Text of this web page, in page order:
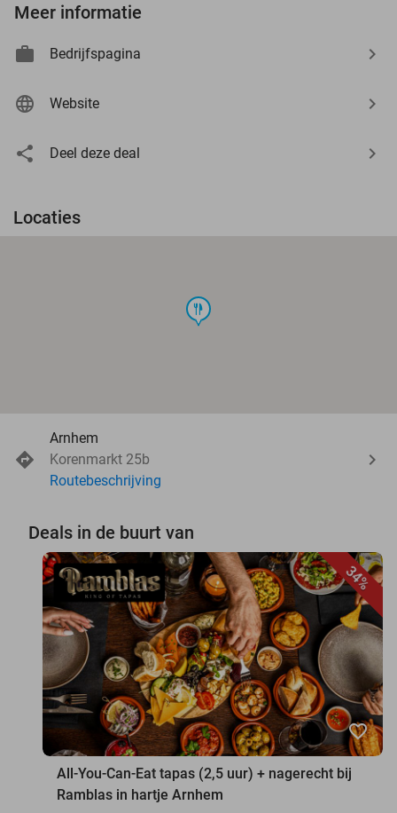
Meer informatie
Bedrijfspagina
Website
Deel deze deal
Locaties
food
Arnhem
Korenmarkt 25b
Routebeschrijving
Deals in de buurt van
34%
favorite_border
All-You-Can-Eat tapas (2,5 uur) + nagerecht bij
Ramblas in hartje Arnhem